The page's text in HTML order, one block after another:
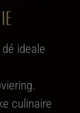
ideale
culinaire